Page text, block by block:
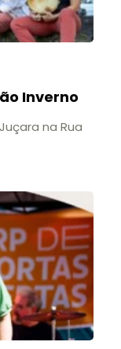
Inverno
na Rua